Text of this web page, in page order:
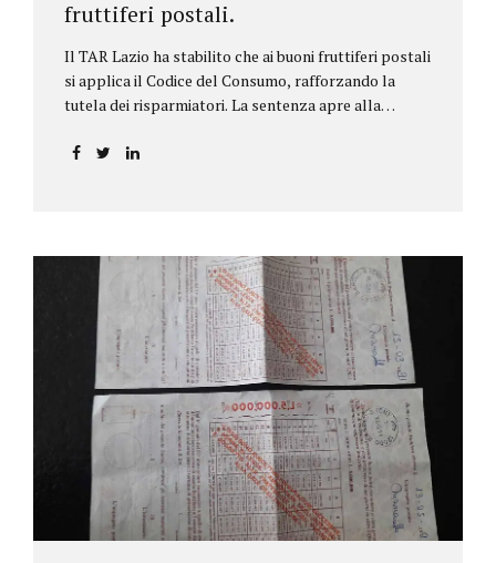
fruttiferi postali.
Il TAR Lazio ha stabilito che ai buoni fruttiferi postali
si applica il Codice del Consumo, rafforzando la
tutela dei risparmiatori. La sentenza apre alla
capitale o interessi per mancanza di informazioni